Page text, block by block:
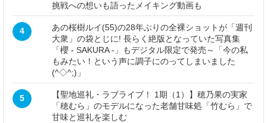
挑戦への想いも語ったメイキング動画も
4
あの桜樹ルイ(55)の28年ぶりの全裸ショットが「週刊
大衆」の袋とじに! 長らく絶版となっていた写真集
「櫻 - SAKURA -」もデジタル限定で発売～「今の私
もみたい！という声に調子にのってしまいました
(^◇^;)」
5
【聖地巡礼・ラブライブ！ 1期（1）】穂乃果の実家
「穂むら」のモデルになった老舗甘味処「竹むら」で
甘味と巡礼を楽しむ